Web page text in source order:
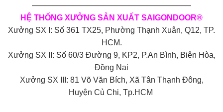
————————————————————
HỆ THỐNG XƯỞNG SẢN XUẤT SAIGONDOOR®
Xưởng SX I: Số 361 TX25, Phường Thạnh Xuân, Q12, TP.
HCM.
Xưởng SX II: Số 60/3 Đường 9, KP2, P.An Bình, Biên Hòa,
Đồng Nai
Xưởng SX III: 81 Võ Văn Bích, Xã Tân Thạnh Đông,
Huyện Củ Chi, Tp.HCM